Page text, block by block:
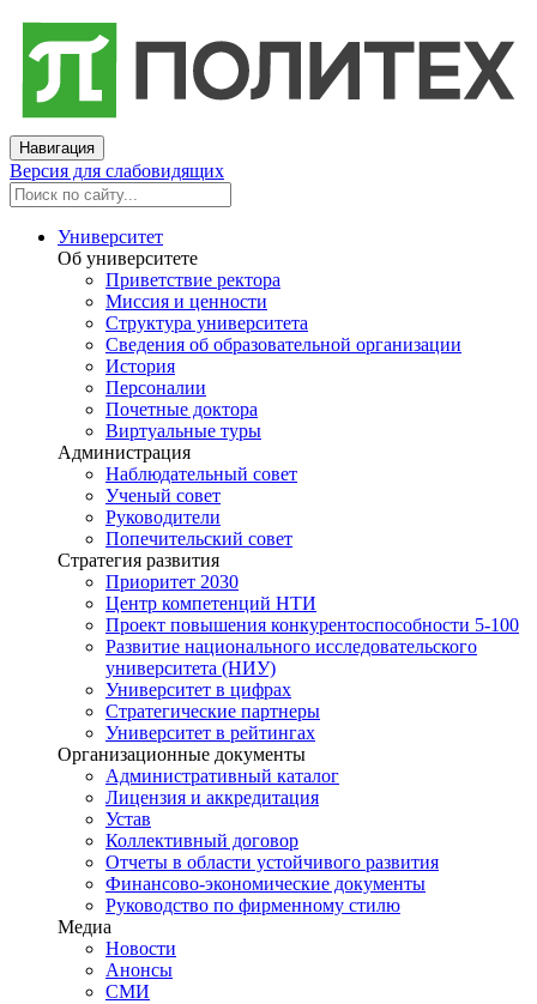
Навигация
Версия для слабовидящих
Университет
Об университете
Приветствие ректора
Миссия и ценности
Структура университета
Сведения об образовательной организации
История
Персоналии
Почетные доктора
Виртуальные туры
Администрация
Наблюдательный совет
Ученый совет
Руководители
Попечительский совет
Стратегия развития
Приоритет 2030
Центр компетенций НТИ
Проект повышения конкурентоспособности 5-100
Развитие национального исследовательского
университета (НИУ)
Университет в цифрах
Стратегические партнеры
Университет в рейтингах
Организационные документы
Административный каталог
Лицензия и аккредитация
Устав
Коллективный договор
Отчеты в области устойчивого развития
Финансово-экономические документы
Руководство по фирменному стилю
Медиа
Новости
Анонсы
СМИ